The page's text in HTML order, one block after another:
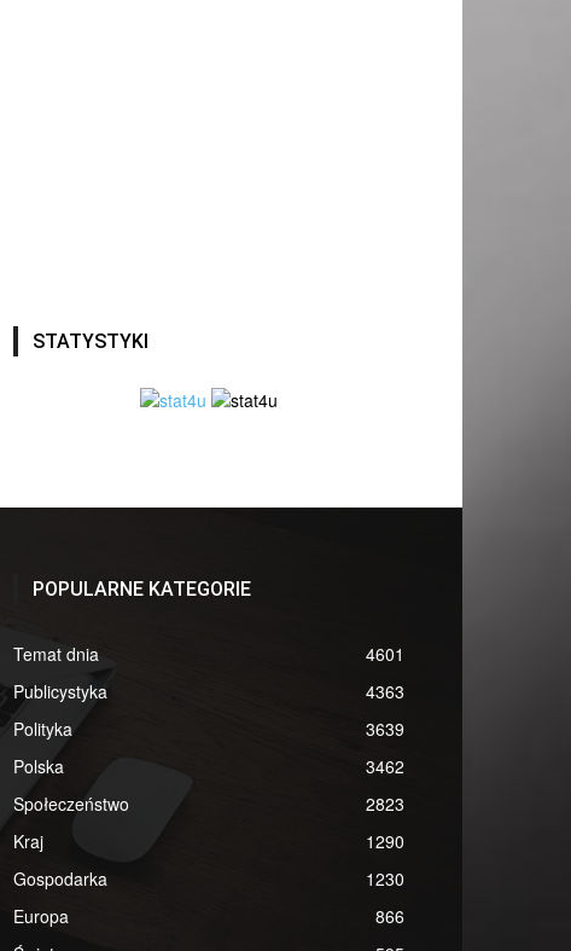
STATYSTYKI
POPULARNE KATEGORIE
Temat dnia
4601
Publicystyka
4363
Polityka
3639
Polska
3462
Społeczeństwo
2823
Kraj
1290
Gospodarka
1230
Europa
866